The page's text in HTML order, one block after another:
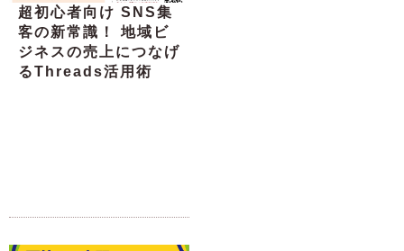
超初心者向け SNS集
客の新常識！ 地域ビ
ジネスの売上につなげ
るThreads活用術